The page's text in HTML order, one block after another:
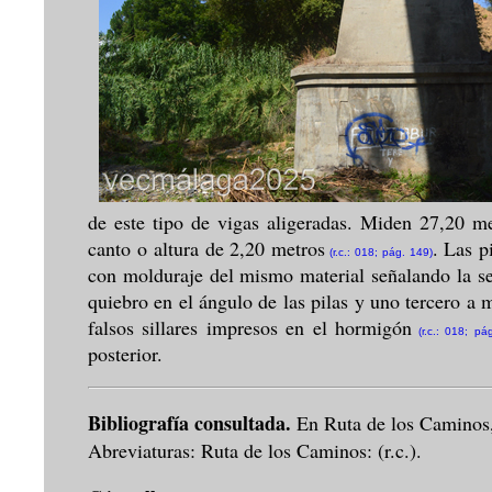
de este tipo de vigas aligeradas. Miden 27,20
canto o altura de 2,20 metros (r.c.: 018; pág. 149). Las
con molduraje del mismo material señalando la
quiebro en el ángulo de las pilas y uno tercero a
falsos sillares impresos en el hormigón (r.c.: 018;
posterior.
Bibliografía consultada. En Ruta de los
Abreviaturas: Ruta de los Caminos: (r.c.).